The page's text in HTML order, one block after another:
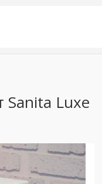
Sanita Luxe